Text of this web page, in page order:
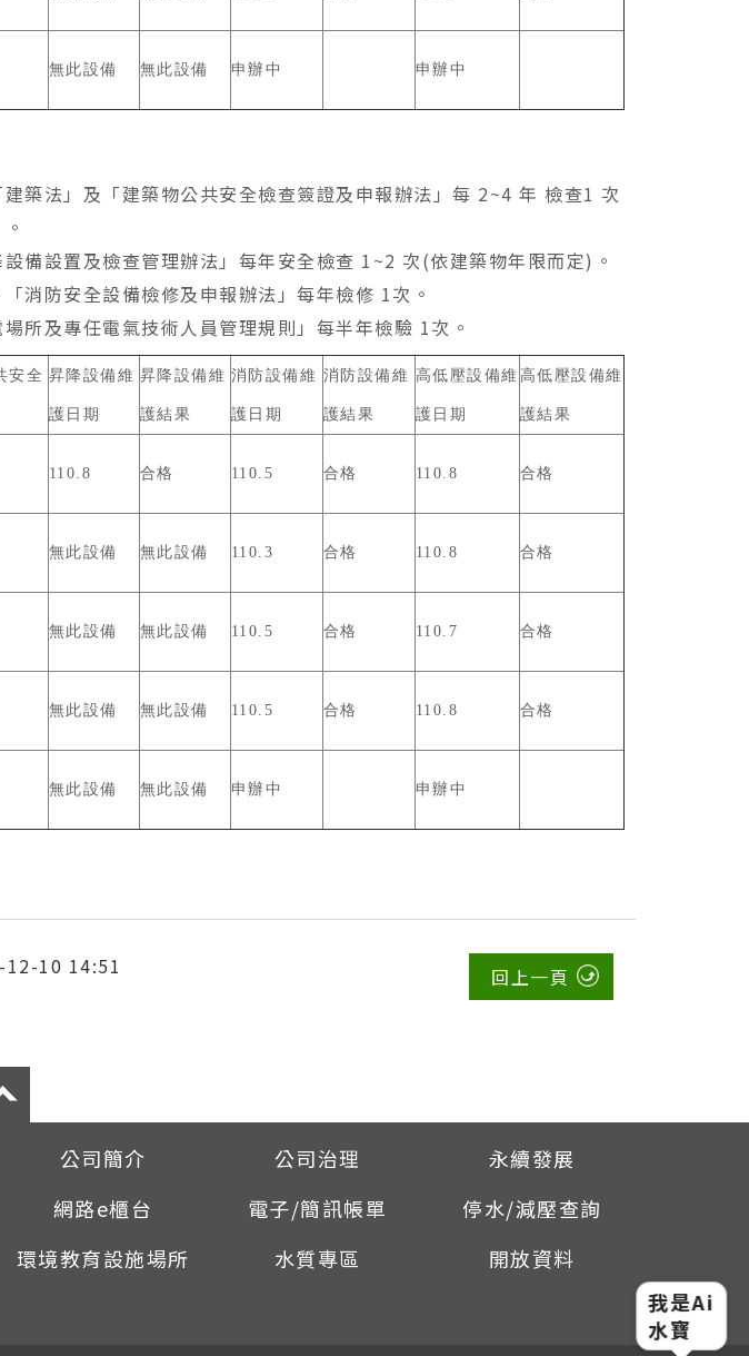
無此設備 無此設備 申辦中 申辦中
築法」及「建築物公共安全檢查簽證及申報辦法」每 2~4 年 檢查1 次
備設置及檢查管理辦法」每年安全檢查 1~2 次(依建築物年限而定)。
消防安全設備檢修及申報辦法」每年檢修 1次。
所及專任電氣技術人員管理規則」每半年檢驗 1次。
安全 昇降設備維
護日期
昇降設備維
護結果
消防設備維
護日期
消防設備維
護結果
高低壓設備維
護日期
高低壓設備維
護結果
110.8 合格 110.5 合格 110.8 合格
無此設備 無此設備 110.3 合格 110.8 合格
無此設備 無此設備 110.5 合格 110.7 合格
無此設備 無此設備 110.5 合格 110.8 合格
無此設備 無此設備 申辦中 申辦中
12-10 14:51 回上一頁
公司簡介 公司治理
永續發展
網路e櫃台 電子/簡訊帳單
停水/減壓查詢
環境教育設施場所 水質專區
開放資料
我是Ai
水寶